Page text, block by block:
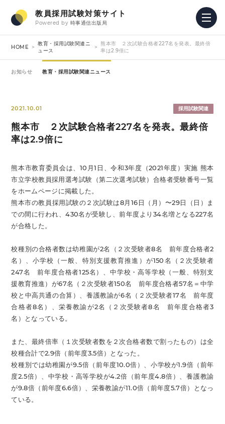
教員採用試験対策サイト
Powered by 時事通信出版局
HOME
教育・採用試験関連ニ
ュース
熊本市 ２次試験合格者227名を発表。最終倍
率は2.9倍に
お知らせ 教育・採用試験関連ニュース
2021.10.01 採用試験関連
熊本市 ２次試験合格者227名を発表。最終倍
率は2.9倍に
熊本市教育委員会は、10月1日、令和3年度（2021年度）実施 熊本
市立学校教員採用選考試験（第二次選考試験）合格者受験番号一覧
をホームページに掲載した。
熊本市の教員採用試験の２次試験は8月16日（月）〜29日（日）ま
での間に行われ、430名が受験し、前年度より34名増となる227名
が合格した。
校種別の合格者数は幼稚園が2名（２次受験者8名 前年度合格者2
名）、小学校（一般、特別支援教育推進）が150名（２次受験者
247名 前年度合格者125名）、中学校・高等学校（一般、特別支
援教育推進）が67名（２次受験者150名 前年度合格者57名＝中学
校と中高共通の合算）、養護教諭が6名（２次受験者17名 前年度
合格者8名）、栄養教諭が2名（２次受験者8名 前年度合格者3
名）となっている。
また、最終倍率（１次受験者数を２次合格者数で割ったもの）は全
校種合計で2.9倍（前年度3.5倍）となった。
校種別では幼稚園が9.5倍（前年度10.0倍）、小学校が1.9倍（前年
度2.5倍）、中学校・高等学校が4.2倍（前年度4.8倍）、養護教諭
が9.8倍（前年度6.6倍）、栄養教諭が11.0倍（前年度5.7倍）となっ
ている。